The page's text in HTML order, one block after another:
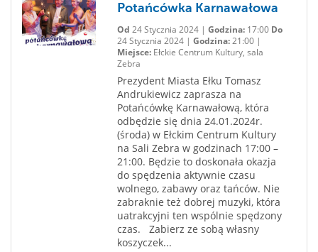
Potańcówka Karnawałowa
Od 24 Stycznia 2024 | Godzina:17:00 Do
24 Stycznia 2024 | Godzina:21:00 |
Miejsce:Ełckie Centrum Kultury, sala
Zebra
Prezydent Miasta Ełku Tomasz
Andrukiewicz zaprasza na
Potańcówkę Karnawałową, która
odbędzie się dnia 24.01.2024r.
(środa) w Ełckim Centrum Kultury
na Sali Zebra w godzinach 17:00 –
21:00. Będzie to doskonała okazja
do spędzenia aktywnie czasu
wolnego, zabawy oraz tańców. Nie
zabraknie też dobrej muzyki, która
uatrakcyjni ten wspólnie spędzony
czas. Zabierz ze sobą własny
koszyczek...